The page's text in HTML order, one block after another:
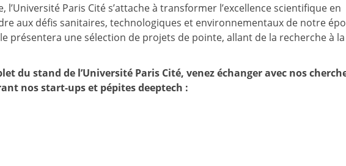
l’Université Paris Cité s’attache à transformer l’excellence scientifique en
aux défis sanitaires, technologiques et environnementaux de notre
présentera une sélection de projets de pointe, allant de la recherche à la
du stand de l’Université Paris Cité, venez échanger avec nos
nos start-ups et pépites deeptech :